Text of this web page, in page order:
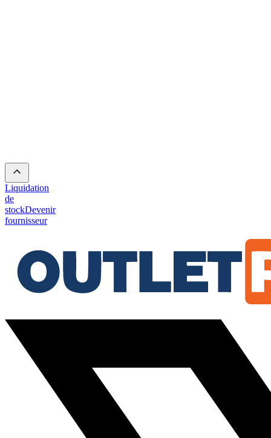
Liquidation
de
stockDevenir
fournisseur